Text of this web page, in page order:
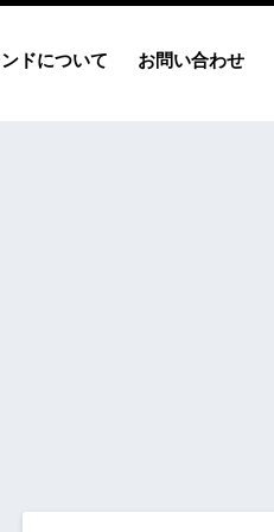
ドについて お問い合わせ